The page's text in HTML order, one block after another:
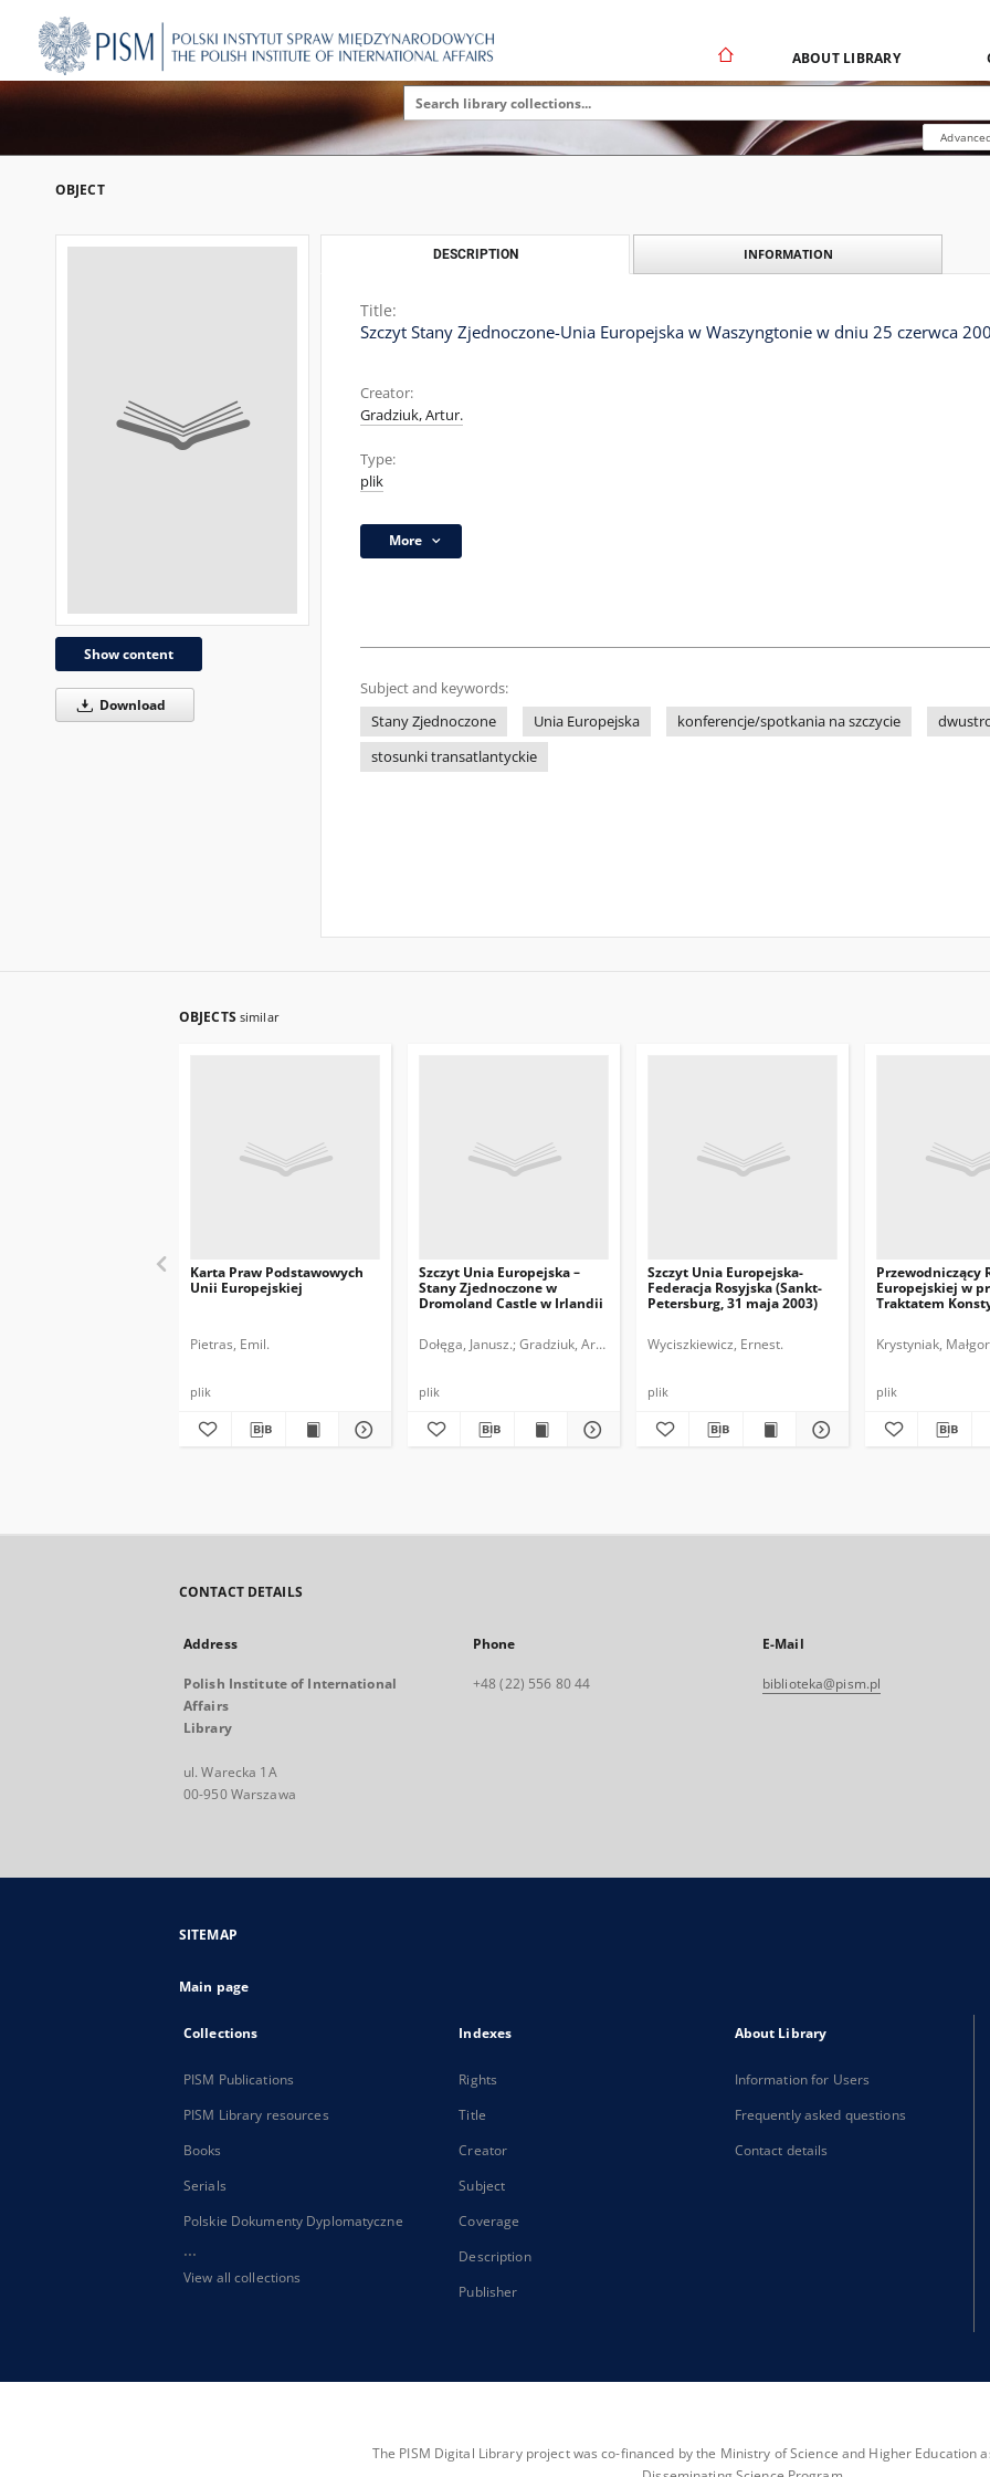
ABOUT LIBRARY
OBJECT
Show content
Download
DESCRIPTION INFORMATION
Title:
Szczyt Stany Zjednoczone-Unia Europejska w Waszyngtonie w dniu 25 czerwca
Creator:
Gradziuk, Artur.
Type:
plik
More
Subject and keywords:
Stany Zjednoczone
Unia Europejska konferencje/spotkania na szczycie
stosunki transatlantyckie
OBJECTS similar
Karta Praw Podstawowych
Unii Europejskiej
Pietras, Emil.
plik
Szczyt Unia Europejska –
Stany Zjednoczone w
Dromoland Castle w Irlandii
Dołęga, Janusz. Gradziuk, Artur.
plik
Szczyt Unia Europejska-
Federacja Rosyjska (Sankt-
Petersburg, 31 maja 2003)
Wyciszkiewicz, Ernest.
plik
Przewodniczący
Europejskiej w
Traktatem
Krystyniak,
plik
CONTACT DETAILS
Address
Polish Institute of International
Affairs
Library
ul. Warecka 1A
00-950 Warszawa
Phone
+48 (22) 556 80 44
E-Mail
biblioteka@pism.pl
SITEMAP
Main page
Collections
PISM Publications
PISM Library resources
Books
Serials
Polskie Dokumenty Dyplomatyczne
...
View all collections
Indexes
Rights
Title
Creator
Subject
Coverage
Description
Publisher
About Library
Information for Users
Frequently asked questions
Contact details
The PISM Digital Library project was co-financed by the Ministry of Science and Higher Education